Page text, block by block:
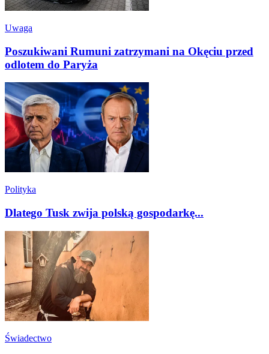
Uwaga
Poszukiwani Rumuni zatrzymani na Okęciu przed
odlotem do Paryża
Polityka
Dlatego Tusk zwija polską gospodarkę...
Świadectwo